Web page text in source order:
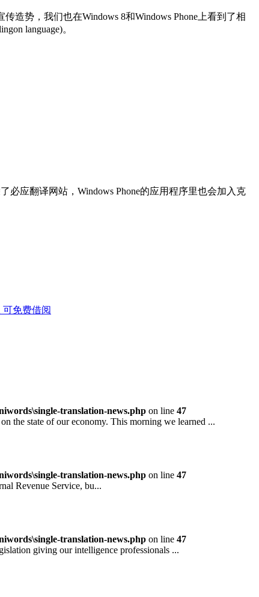
势，我们也在Windows 8和Windows Phone上看到了相
language)。
应翻译网站，Windows Phone的应用程序里也会加入克
免费借阅
translation-news.php on line 47
state of our economy. This morning we learned ...
translation-news.php on line 47
Revenue Service, bu...
translation-news.php on line 47
giving our intelligence professionals ...